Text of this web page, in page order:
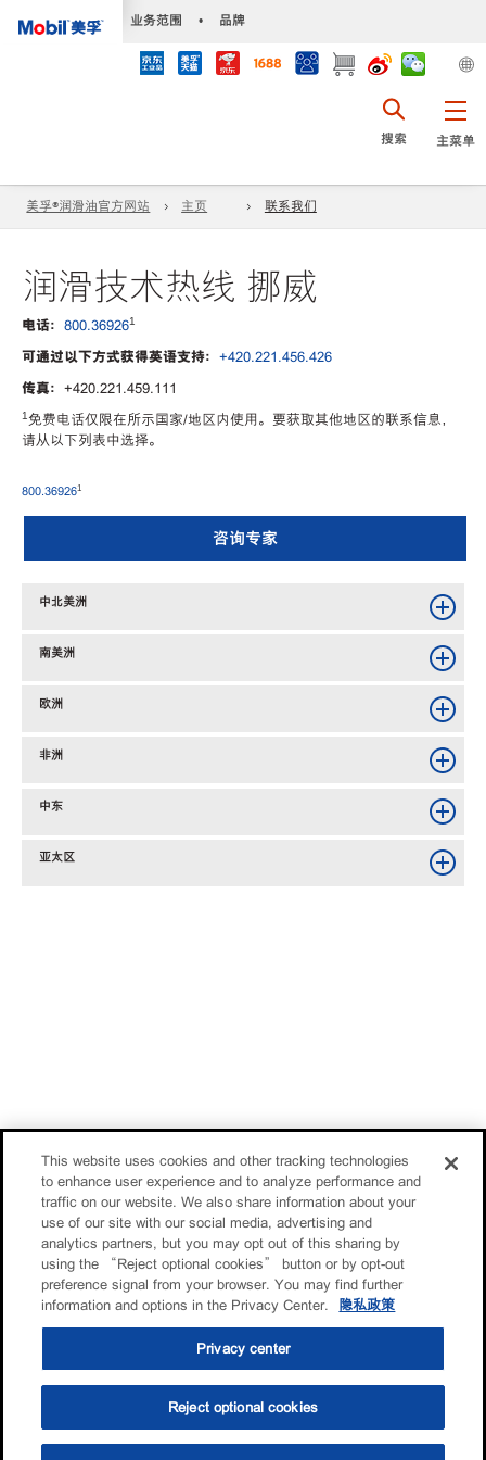
业务范围 • 品牌
主菜单
搜索
美孚®润滑油官方网站 主页 联系我们
润滑技术热线 挪威
电话： 800.369261
可通过以下方式获得英语支持： +420.221.456.426
传真： +420.221.459.111
1 免费电话仅限在所示国家/地区内使用。要获取其他地区的联系信息，
请从以下列表中选择。
800.369261
咨询专家
中北美洲
南美洲
欧洲
非洲
中东
亚太区
This website uses cookies and other tracking technologies
to enhance user experience and to analyze performance and
traffic on our website. We also share information about your
use of our site with our social media, advertising and
analytics partners, but you may opt out of this sharing by
using the “Reject optional cookies” button or by opt-out
preference signal from your browser. You may find further
information and options in the Privacy Center.
隐私政策
Privacy center
Reject optional cookies